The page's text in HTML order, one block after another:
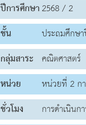
ปีการศึกษา2568 / 2
ชั้น
ประถมศึกษ
กลุ่มสาระ คณิตศาสตร์
หน่วย
หน่วยที่ 2 ก
ชั่วโมง
การดำเนินก